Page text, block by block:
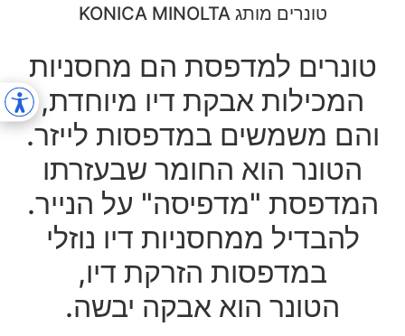
טונרים מותג KONICA MINOLTA
טונרים למדפסת הם מחסניות
המכילות אבקת דיו מיוחדת,
והם משמשים במדפסות לייזר.
הטונר הוא החומר שבעזרתו
המדפסת "מדפיסה" על הנייר.
להבדיל ממחסניות דיו נוזלי
במדפסות הזרקת דיו,
הטונר הוא אבקה יבשה.